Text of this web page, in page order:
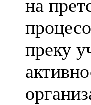
на
преку